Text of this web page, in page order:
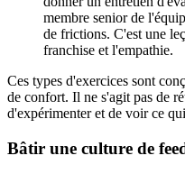
membre senior de
de frictions. C'est une
franchise et l'empathie.
Ces types d'exercices sont
de confort. Il ne s'agit pas de
d'expérimenter et de voir ce
Bâtir une culture de